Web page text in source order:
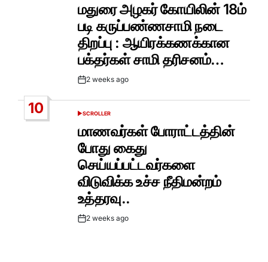
மதுரை அழகர் கோயிலின் 18ம்
படி கருப்பண்ணசாமி நடை
திறப்பு : ஆயிரக்கணக்கான
பக்தர்கள் சாமி தரிசனம்…
Post2 weeks ago
10
POSTED
SCROLLER
மாணவர்கள் போராட்டத்தின்
போது கைது
செய்யப்பட்டவர்களை
விடுவிக்க உச்ச நீதிமன்றம்
உத்தரவு..
Post2 weeks ago